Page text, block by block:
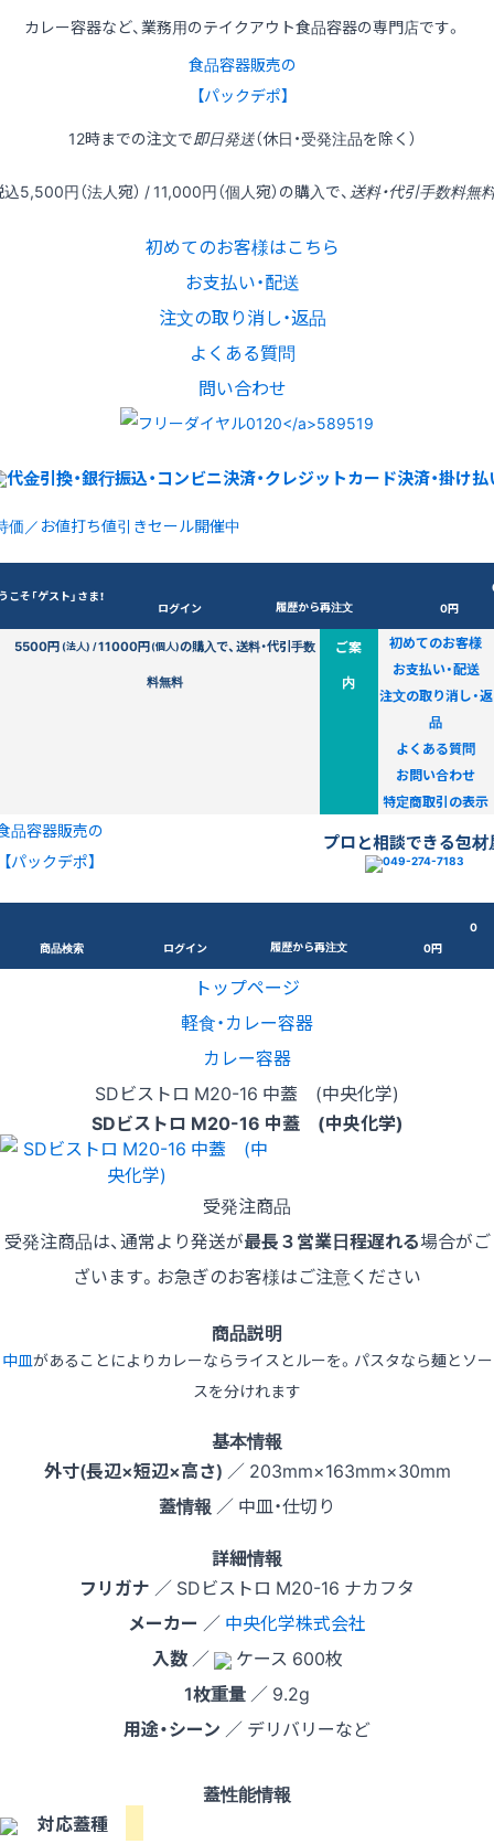
カレー容器など、業務用のテイクアウト食品容器の専門店です。
食品容器販売の
【パックデポ】
12時までの注文で即日発送（休日・受発注品を除く）
込5,500円（法人宛） / 11,000円（個人宛）の購入で、 送料・代引手数料無
初めてのお客様はこちら
お支払い・配送
注文の取り消し・返品
よくある質問
問い合わせ
価／お値打ち値引きセール開催中
こそ「ゲスト」さま！
ログイン 履歴から再注文
0円
5500円(法人) /11000円(個人)の購入で、送料・代引手数
料無料
ご案
内
初めてのお客様
お支払い・配送
注文の取り消し・返
品
よくある質問
お問い合わせ
特定商取引の表示
品容器販売の
【パックデポ】
プロと相談できる包材
商品検索 ログイン 履歴から再注文
0
0円
トップページ
軽食・カレー容器
カレー容器
SDビストロ M20-16 中蓋 (中央化学)
SDビストロ M20-16 中蓋 (中央化学)
受発注商品
受発注商品は、通常より発送が最長３営業日程遅れる場合がご
ざいます。お急ぎのお客様はご注意ください
商品説明
中皿があることによりカレーならライスとルーを。パスタなら麺とソー
スを分けれます
基本情報
外寸(長辺×短辺×高さ) ／ 203mm×163mm×30mm
蓋情報 ／ 中皿・仕切り
詳細情報
フリガナ ／ SDビストロ M20-16 ナカフタ
メーカー ／ 中央化学株式会社
入数／
ケース 600枚
1枚重量 ／ 9.2g
用途・シーン ／ デリバリーなど
蓋性能情報
対応蓋種